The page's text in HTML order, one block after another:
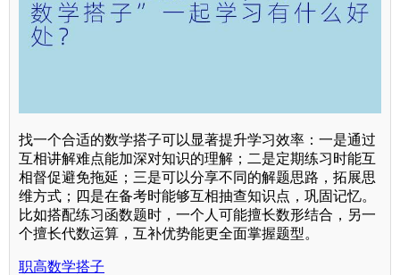
找一个合适的数学搭子可以显著提升学习效率：一是通过
互相讲解难点能加深对知识的理解；二是定期练习时能互
相督促避免拖延；三是可以分享不同的解题思路，拓展思
维方式；四是在备考时能够互相抽查知识点，巩固记忆。
比如搭配练习函数题时，一个人可能擅长数形结合，另一
个擅长代数运算，互补优势能更全面掌握题型。
职高数学搭子